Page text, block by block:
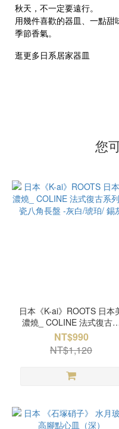
秋天，不一定要遠行。
用幾件喜歡的器皿、一點
季節香氣。
逛更多日系居家器皿
您
日本《K-ai》ROOTS 日本
濃燒_ COLINE 法式復古
列 陶瓷八角長盤 -灰白/琥珀/
錫灰
NT$990
NT$1,120